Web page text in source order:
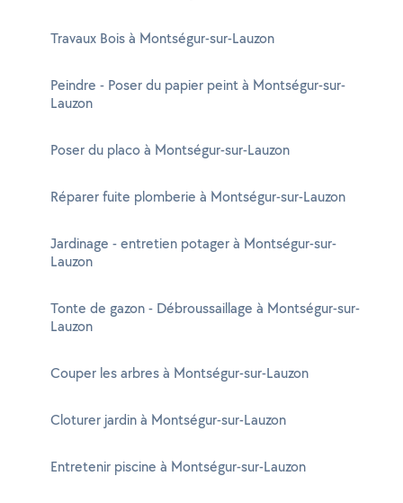
Travaux Bois à Montségur-sur-Lauzon
Peindre - Poser du papier peint à Montségur-sur-
Lauzon
Poser du placo à Montségur-sur-Lauzon
Réparer fuite plomberie à Montségur-sur-Lauzon
Jardinage - entretien potager à Montségur-sur-
Lauzon
Tonte de gazon - Débroussaillage à Montségur-sur-
Lauzon
Couper les arbres à Montségur-sur-Lauzon
Cloturer jardin à Montségur-sur-Lauzon
Entretenir piscine à Montségur-sur-Lauzon